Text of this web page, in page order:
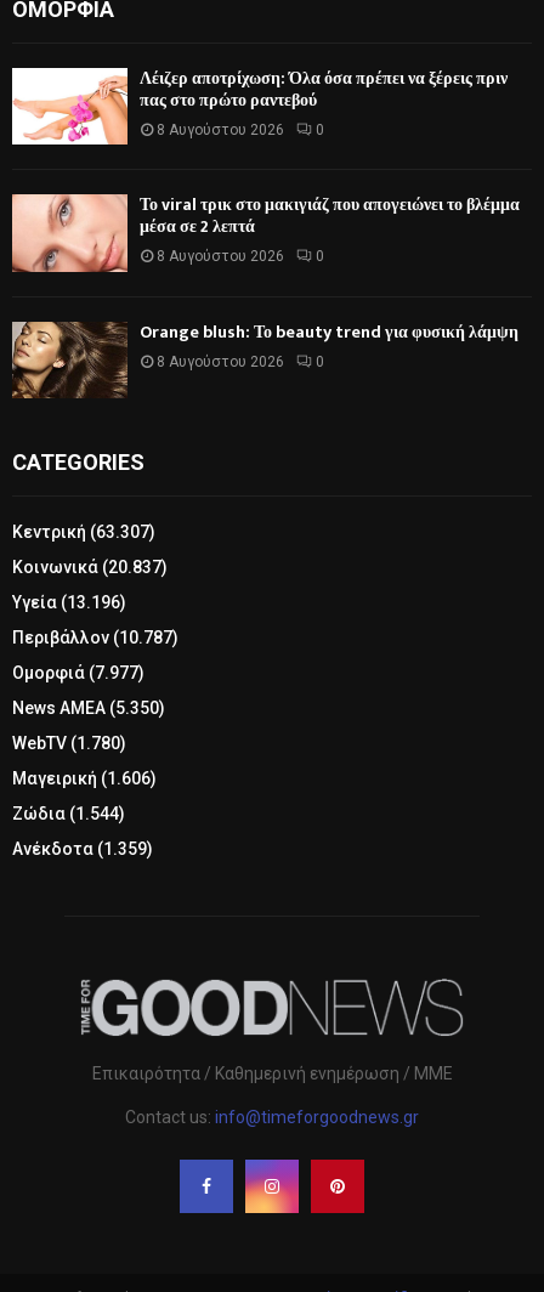
ΟΜΟΡΦΙΆ
Λέιζερ αποτρίχωση: Όλα όσα πρέπει να ξέρεις πριν
πας στο πρώτο ραντεβού
8 Αυγούστου 2026 0
Το viral τρικ στο μακιγιάζ που απογειώνει το βλέμμα
μέσα σε 2 λεπτά
8 Αυγούστου 2026 0
Orange blush: Το beauty trend για φυσική λάμψη
8 Αυγούστου 2026 0
CATEGORIES
Κεντρική (63.307)
Κοινωνικά (20.837)
Υγεία (13.196)
Περιβάλλον (10.787)
Ομορφιά (7.977)
News ΑΜΕΑ (5.350)
WebTV (1.780)
Μαγειρική (1.606)
Ζώδια (1.544)
Ανέκδοτα (1.359)
Επικαιρότητα / Καθημερινή ενημέρωση / ΜΜΕ
Contact us: info@timeforgoodnews.gr